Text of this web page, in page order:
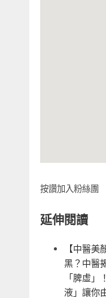
按讚加入粉絲團
延伸閱讀
【中醫
黑？中醫
「脾虛
液」讓你